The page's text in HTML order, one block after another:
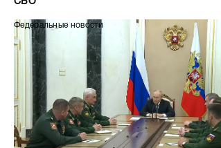
Федеральные новости